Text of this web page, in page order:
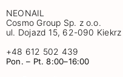
NEONAIL
Cosmo Group Sp. z o.o.
ul. Dojazd 15, 62-090 Kiekrz
+48 612 502 439
Pon. – Pt. 8:00–16:00